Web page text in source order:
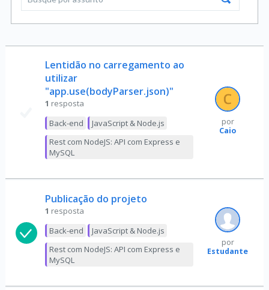
Lentidão no carregamento ao
utilizar
"app.use(bodyParser.json)"
1 resposta
Back-end
JavaScript & Node.js
Rest com NodeJS: API com Express e
MySQL
por
Caio
Publicação do projeto
1 resposta
Back-end
JavaScript & Node.js
Rest com NodeJS: API com Express e
MySQL
por
Estudante